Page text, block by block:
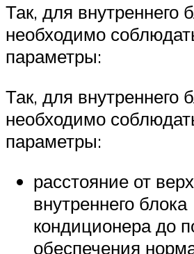
Так, для внутреннего
необходимо
параметры:
Так, для внутреннего
необходимо
параметры:
расстояние от
внутреннего блока
кондиционера до
обеспечения